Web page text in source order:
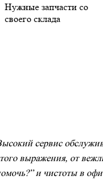
Нужные запчасти со
своего склада
сервис
выражения, от
и чистоты в